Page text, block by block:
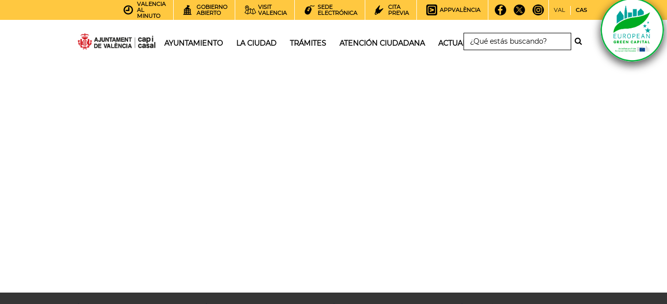
VALENCIA
AL
MINUTO
GOBIERNO
ABIERTO
VISIT
VALENCIA
SEDE
ELECTRÓNICA
CITA
PREVIA
APPVALÈNCIA VAL CAS
AYUNTAMIENTO LA CIUDAD TRÁMITES ATENCIÓN CIUDADANA ACTUALIDAD